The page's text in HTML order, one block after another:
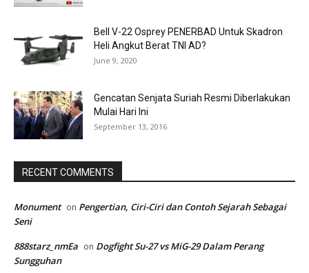
Bell V-22 Osprey PENERBAD Untuk Skadron
Heli Angkut Berat TNI AD?
June 9, 2020
Gencatan Senjata Suriah Resmi Diberlakukan
Mulai Hari Ini
September 13, 2016
RECENT COMMENTS
Monument on Pengertian, Ciri-Ciri dan Contoh Sejarah Sebagai
Seni
888starz_nmEa on Dogfight Su-27 vs MiG-29 Dalam Perang
Sungguhan